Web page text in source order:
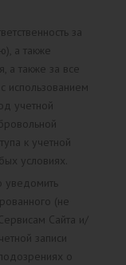
за
а также
а также за все
использованием
учетной
к учетной
условиях.
уведомить
(не
Сайта и/
записи
о